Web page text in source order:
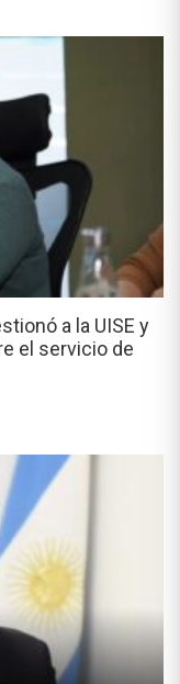
a la UISE y
el servicio de